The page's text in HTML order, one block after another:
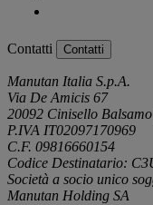
Contatti Contatti
Manutan Italia S.p.A.
Via De Amicis 67
20092 Cinisello
P.IVA IT02097170969
C.F. 09816660154
Codice Destinatario:
Società a socio unico
Manutan Holding SA